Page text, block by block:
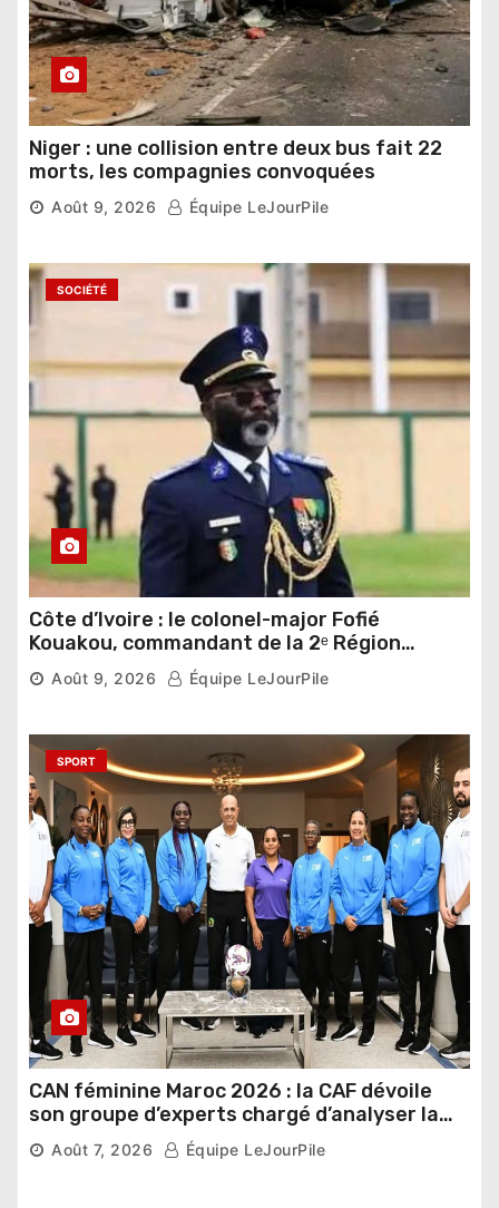
Niger : une collision entre deux bus fait 22
morts, les compagnies convoquées
Août 9, 2026 Équipe LeJourPile
SOCIÉTÉ
Côte d’Ivoire : le colonel-major Fofié
Kouakou, commandant de la 2ᵉ Région
militaire, n’est plus
Août 9, 2026 Équipe LeJourPile
SPORT
CAN féminine Maroc 2026 : la CAF dévoile
son groupe d’experts chargé d’analyser la
compétition
Août 7, 2026 Équipe LeJourPile